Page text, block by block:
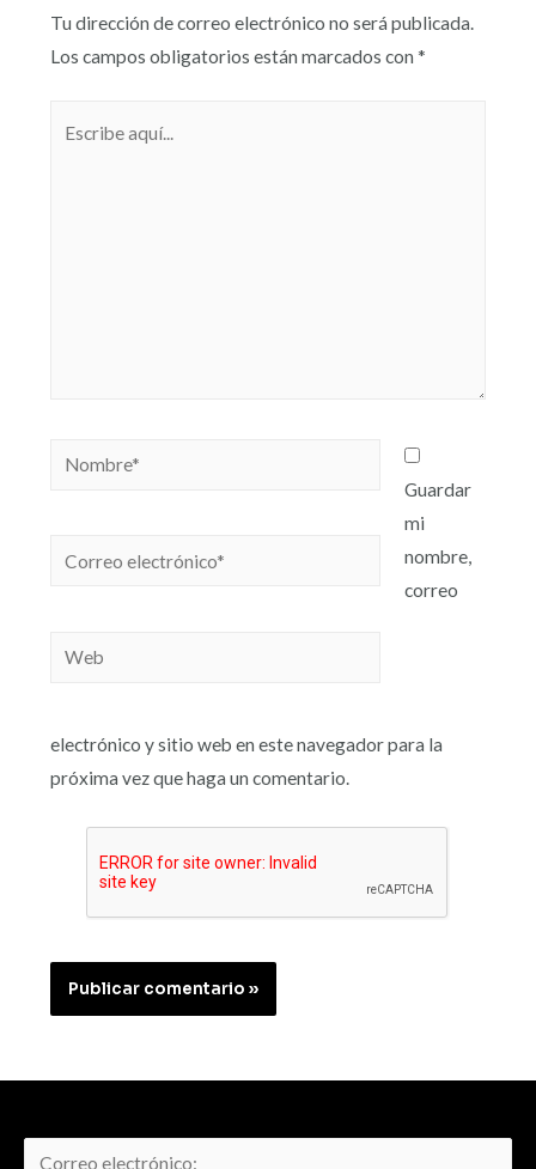
Tu dirección de correo electrónico no será publicada.
Los campos obligatorios están marcados con *
Guardar
mi
nombre,
correo
electrónico y sitio web en este navegador para la
próxima vez que haga un comentario.